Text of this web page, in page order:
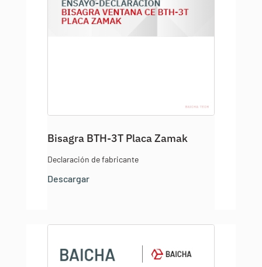
Bisagra BTH-3T Placa Zamak
Declaración de fabricante
Descargar